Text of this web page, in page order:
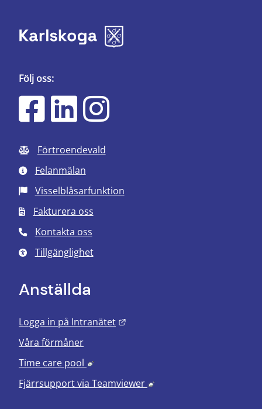
Följ oss:
Förtroendevald
Felanmälan
Visselblåsarfunktion
Fakturera oss
Kontakta oss
Tillgänglighet
Anställda
Logga in på Intranätet
Våra förmåner
Time care pool
Länk till annan webbplats, öppnas i
Fjärrsupport via Teamviewer Länk till annan